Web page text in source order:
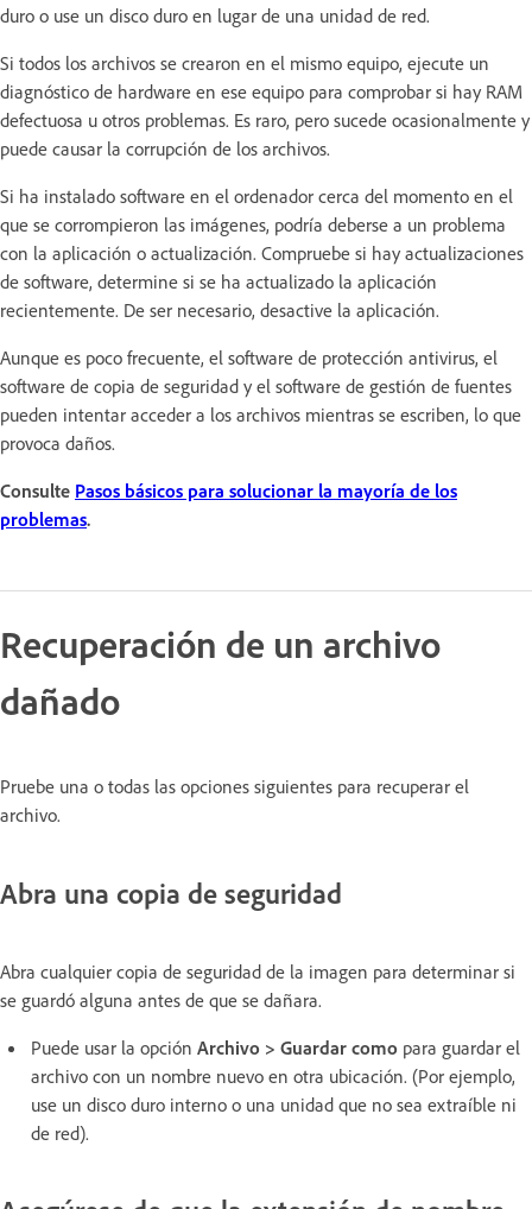
duro o use un disco duro en lugar de una unidad de red.
Si todos los archivos se crearon en el mismo equipo, ejecute un
diagnóstico de hardware en ese equipo para comprobar si hay RAM
defectuosa u otros problemas. Es raro, pero sucede ocasionalmente y
puede causar la corrupción de los archivos.
Si ha instalado software en el ordenador cerca del momento en el
que se corrompieron las imágenes, podría deberse a un problema
con la aplicación o actualización. Compruebe si hay actualizaciones
de software, determine si se ha actualizado la aplicación
recientemente. De ser necesario, desactive la aplicación.
Aunque es poco frecuente, el software de protección antivirus, el
software de copia de seguridad y el software de gestión de fuentes
pueden intentar acceder a los archivos mientras se escriben, lo que
provoca daños.
Consulte Pasos básicos para solucionar la mayoría de los
problemas.
Recuperación de un archivo
dañado
Pruebe una o todas las opciones siguientes para recuperar el
archivo.
Abra una copia de seguridad
Abra cualquier copia de seguridad de la imagen para determinar si
se guardó alguna antes de que se dañara.
Puede usar la opción Archivo > Guardar como para guardar el
archivo con un nombre nuevo en otra ubicación. (Por ejemplo,
use un disco duro interno o una unidad que no sea extraíble ni
de red).